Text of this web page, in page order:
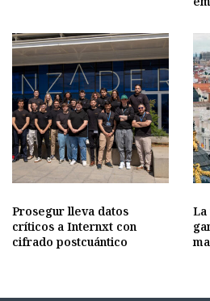
Prosegur lleva datos
críticos a Internxt con
cifrado postcuántico
La